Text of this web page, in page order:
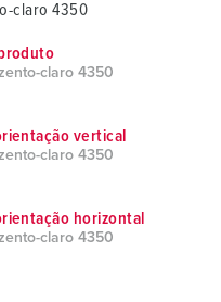
claro 4350
claro 4350
vertical
claro 4350
horizontal
claro 4350